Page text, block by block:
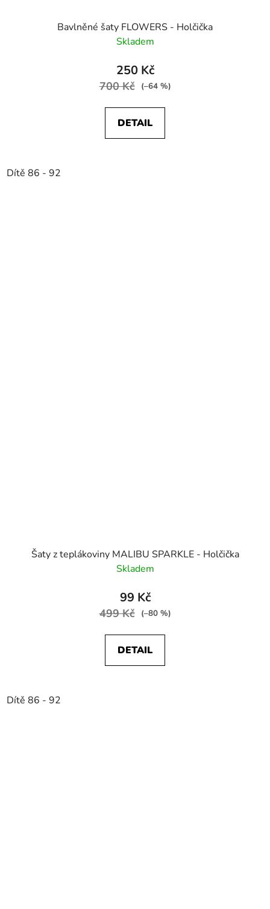
Bavlněné šaty FLOWERS - Holčička
Skladem
250 Kč
700 Kč (–64 %)
DETAIL
Dítě 86 - 92
Šaty z teplákoviny MALIBU SPARKLE - Holčička
Skladem
99 Kč
499 Kč (–80 %)
DETAIL
Dítě 86 - 92